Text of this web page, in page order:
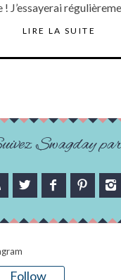
! J’essayerai
LIRE LA SUITE
Swagday
Follow